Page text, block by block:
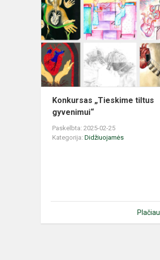
Konkursas „Tieskime tiltus
gyvenimui“
Paskelbta: 2025-02-25
Kategorija: Didžiuojamės
Plačiau